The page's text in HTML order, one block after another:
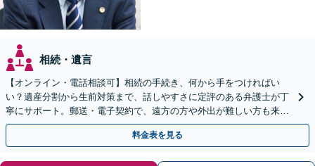
相続・遺言
【オンライン・電話相談可】相続の手続き、何から手をつければい
い？遺産分割から生前対策まで、話しやすさに定評のある弁護士が丁
寧にサポート。郵送・電子契約で、遠方の方や外出が難しい方も来所
不要で即日着手が可能です。まずはご相談ください。
料金表を見る